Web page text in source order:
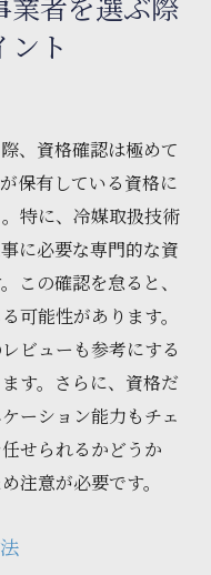
ト
、資格確認は極めて
保有している資格に
特に、冷媒取扱技術
に必要な専門的な資
この確認を怠ると、
可能性があります。
ビューも参考にする
す。さらに、資格だ
ーション能力もチェ
せられるかどうか
注意が必要です。